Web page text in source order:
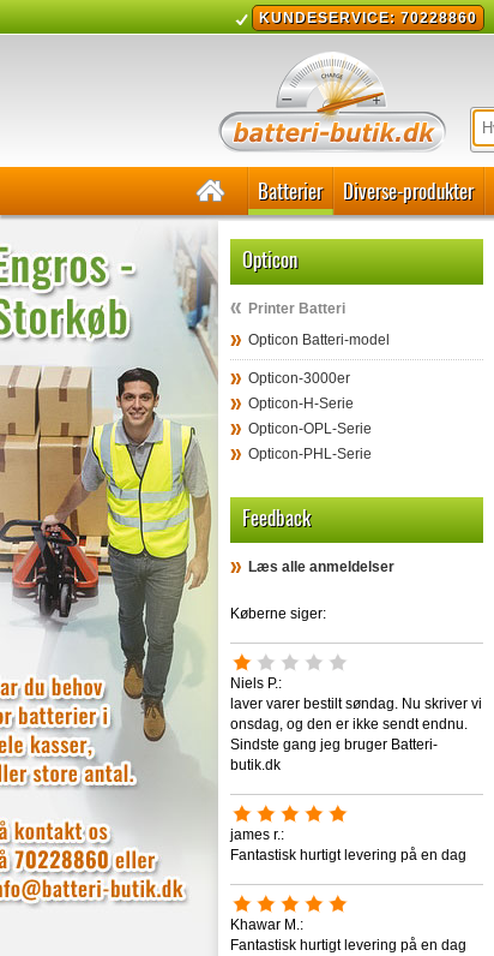
KUNDESERVICE: 70228860
Batterier Diverse-produkter
Opticon
Printer Batteri
Opticon Batteri-model
Opticon-3000er
Opticon-H-Serie
Opticon-OPL-Serie
Opticon-PHL-Serie
Feedback
Læs alle anmeldelser
Køberne siger:
Niels P.:
laver varer bestilt søndag. Nu skriver vi
onsdag, og den er ikke sendt endnu.
Sindste gang jeg bruger Batteri-
butik.dk
james r.:
Fantastisk hurtigt levering på en dag
Khawar M.:
Fantastisk hurtigt levering på en dag